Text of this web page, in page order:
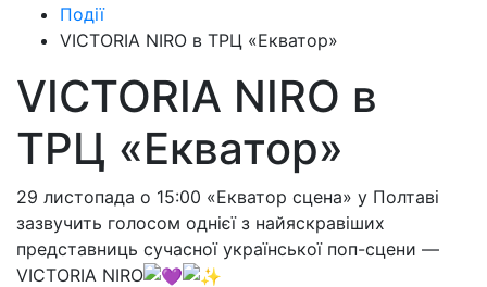
Події
VICTORIA NIRO в ТРЦ «Екватор»
VICTORIA NIRO в
ТРЦ «Екватор»
29 листопада о 15:00 «Екватор сцена» у Полтаві
зазвучить голосом однієї з найяскравіших
представниць сучасної української поп-сцени —
VICTORIA NIRO